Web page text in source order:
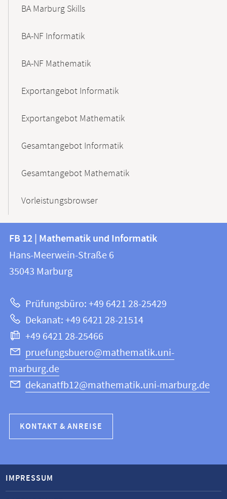
BA Marburg Skills
BA-NF Informatik
BA-NF Mathematik
Exportangebot Informatik
Exportangebot Mathematik
Gesamtangebot Informatik
Gesamtangebot Mathematik
Vorleistungsbrowser
Kontakt
und
Informationen
Website
FB
12
|
und
Informatik
FB 12 | Mathematik und Informatik
Hans-Meerwein-Straße 6
35043 Marburg
Prüfungsbüro: +49 6421 28-25429
Dekanat: +49 6421 28-21514
+49 6421 28-25466
pruefungsbuero@mathematik.uni-
marburg.de
dekanatfb12@mathematik.uni-marburg.de
KONTAKT & ANREISE
IMPRESSUM